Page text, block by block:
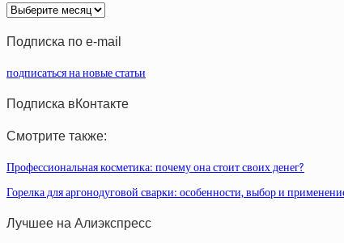
Архив
статей
Подписка по e-mail
подписаться на новые статьи
Подписка вКонтакте
Смотрите также:
Профессиональная косметика: почему она стоит своих денег?
Горелка для аргонодуговой сварки: особенности, выбор и
Лучшее на Алиэкспресс